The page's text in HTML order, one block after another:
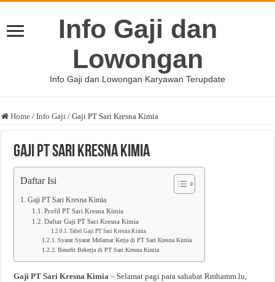
Info Gaji dan
Lowongan
Info Gaji dan Lowongan Karyawan Terupdate
Home / Info Gaji / Gaji PT Sari Kresna Kimia
Gaji PT Sari Kresna Kimia
Daftar Isi
Gaji PT Sari Kresna Kimia
Profil PT Sari Kresna Kimia
Daftar Gaji PT Sari Kresna Kimia
Tabel Gaji PT Sari Kresna Kimia
Syarat Syarat Melamar Kerja di PT Sari Kresna Kimia
Benefit Bekerja di PT Sari Kresna Kimia
Gaji PT Sari Kresna Kimia – Selamat pagi para sahabat Rmhamm.lu,